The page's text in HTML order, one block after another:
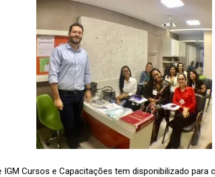
Cursos e Capacitações tem disponibilizado para